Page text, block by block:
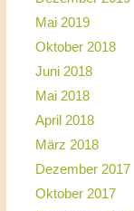
Mai 2019
Oktober 2018
Juni 2018
Mai 2018
April 2018
März 2018
Dezember 2017
Oktober 2017